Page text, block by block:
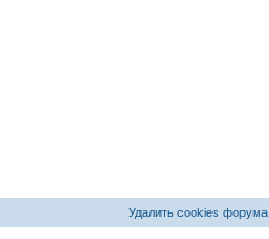
Удалить cookies форума